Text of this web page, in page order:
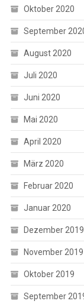
Oktober 2020
September
August 2020
Juli 2020
Juni 2020
Mai 2020
April 2020
März 2020
Februar 2020
Januar 2020
Dezember 2019
November 2019
Oktober 2019
September